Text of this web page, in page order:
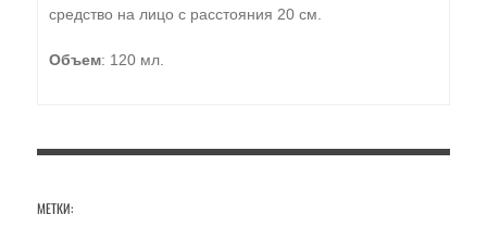
средство на лицо с расстояния 20 см.
Объем: 120 мл.
МЕТКИ: